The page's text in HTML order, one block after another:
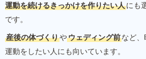
運動を続けるきっかけを作りたい人にも
です。
産後の体づくりやウェディング前など
運動をしたい人にも向いています。